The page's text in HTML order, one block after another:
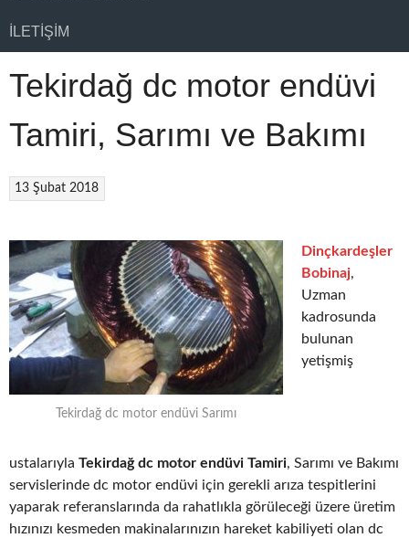
İLETIŞIM
Tekirdağ dc motor endüvi
Tamiri, Sarımı ve Bakımı
13 Şubat 2018
Tekirdağ dc motor endüvi Sarımı
Dinçkardeşler
Bobinaj,
Uzman
kadrosunda
bulunan
yetişmiş
ustalarıyla Tekirdağ dc motor endüvi Tamiri, Sarımı ve Bakımı
servislerinde dc motor endüvi için gerekli arıza tespitlerini
yaparak referanslarında da rahatlıkla görüleceği üzere üretim
hızınızı kesmeden makinalarınızın hareket kabiliyeti olan dc